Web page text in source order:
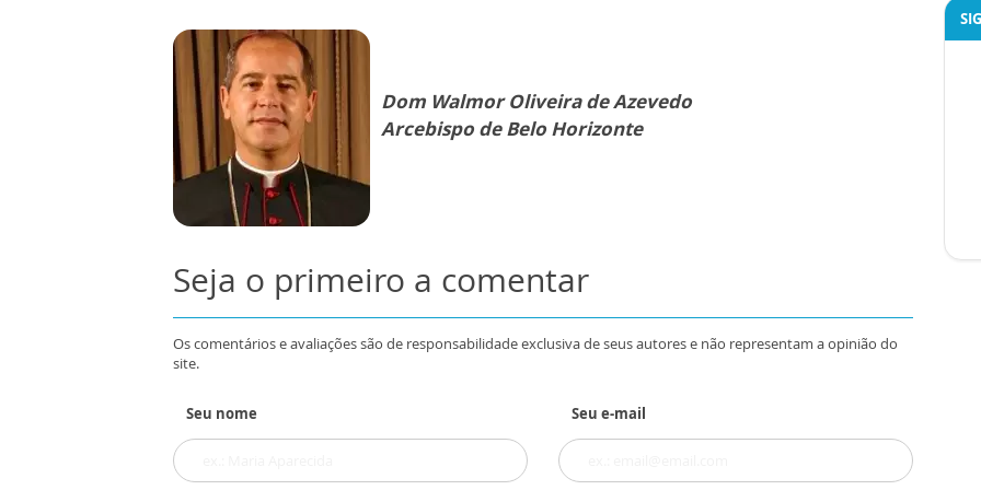
Dom Walmor Oliveira de Azevedo
Arcebispo de Belo Horizonte
Seja o primeiro a comentar
Os comentários e avaliações são de responsabilidade exclusiva de seus autores e não representam a opinião do
site.
Seu nome Seu e-mail